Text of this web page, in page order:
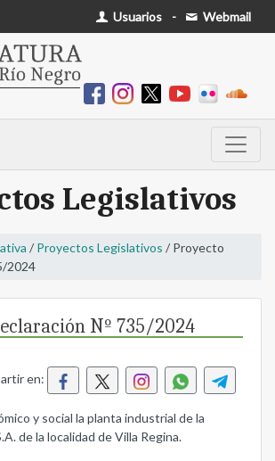
Usuarios - Webmail
Legislativos
/ Proyectos Legislativos / Proyecto
2024
Nº 735/2024
en:
y social la planta industrial de la
de la localidad de Villa Regina.